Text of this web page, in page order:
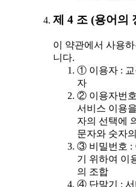
제 4 조 (용어의
이 약관에서 사용
니다.
① 이용자 : 교
자
② 이용자번
서비스 이용
자의 선택에
문자와 숫자
③ 비밀번호 :
기 위하여 이
의 조합
④ 단말기 : 서